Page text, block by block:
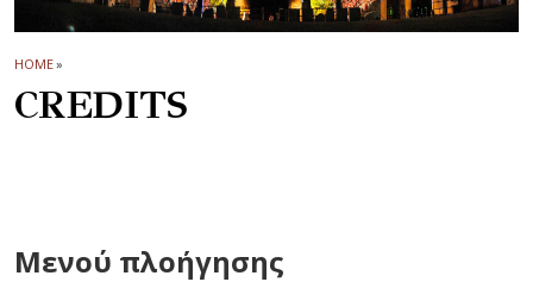
HOME»
CREDITS
Μενού πλοήγησης